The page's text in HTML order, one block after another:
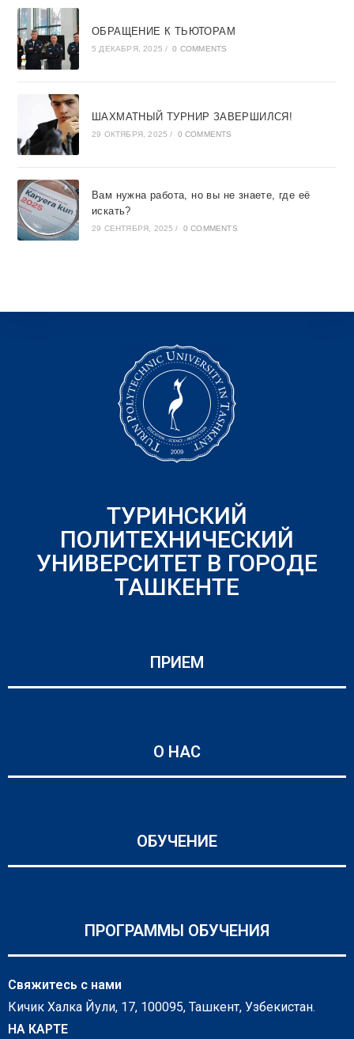
ОБРАЩЕНИЕ К ТЬЮТОРАМ
5 ДЕКАБРЯ, 2025 / 0 COMMENTS
ШАХМАТНЫЙ ТУРНИР ЗАВЕРШИЛСЯ!
29 ОКТЯБРЯ, 2025 / 0 COMMENTS
Вам нужна работа, но вы не знаете, где её
искать?
29 СЕНТЯБРЯ, 2025 / 0 COMMENTS
ТУРИНСКИЙ
ПОЛИТЕХНИЧЕСКИЙ
УНИВЕРСИТЕТ В ГОРОДЕ
ТАШКЕНТЕ
ПРИЕМ
О НАС
ОБУЧЕНИЕ
ПРОГРАММЫ ОБУЧЕНИЯ
Свяжитесь с нами
Кичик Халка Йули, 17, 100095, Ташкент, Узбекистан.
НА КАРТЕ